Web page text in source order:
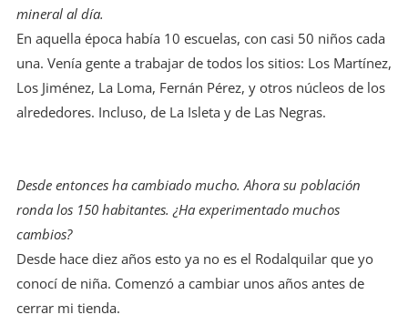
mineral al día.
En aquella época había 10 escuelas, con casi 50 niños cada
una. Venía gente a trabajar de todos los sitios: Los Martínez,
Los Jiménez, La Loma, Fernán Pérez, y otros núcleos de los
alrededores. Incluso, de La Isleta y de Las Negras.
Desde entonces ha cambiado mucho. Ahora su población
ronda los 150 habitantes. ¿Ha experimentado muchos
cambios?
Desde hace diez años esto ya no es el Rodalquilar que yo
conocí de niña. Comenzó a cambiar unos años antes de
cerrar mi tienda.